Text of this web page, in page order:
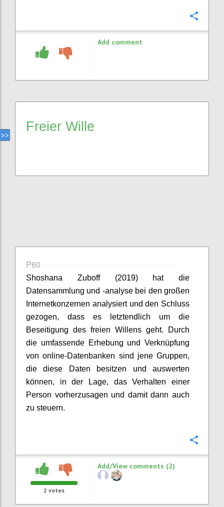
Add comment
Freier Wille
P60
Shoshana Zuboff(2019) hat die
Datensammlung und -analyse bei den großen
Internetkonzernen analysiert und den Schluss
gezogen, dass es letztendlich um die
Beseitigung des freien Willens geht. Durch
die umfassende Erhebung und Verknüpfung
von online-Datenbanken sind jene Gruppen,
die diese Daten besitzen und auswerten
können, in der Lage, das Verhalten einer
Person vorherzusagen und damit dann auch
zu steuern.
2 votes
Add/View comments (2)